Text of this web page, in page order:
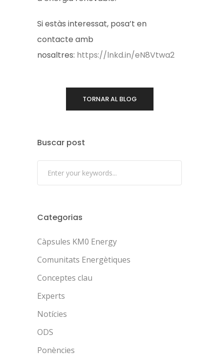
Si estàs interessat, posa’t en
contacte amb
nosaltres: https://lnkd.in/eN8Vtwa2
TORNAR AL BLOG
Buscar post
Categorias
Càpsules KM0 Energy
Comunitats Energètiques
Conceptes clau
Experts
Notícies
ODS
Ponències